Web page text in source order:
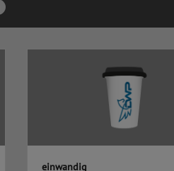
einwandig